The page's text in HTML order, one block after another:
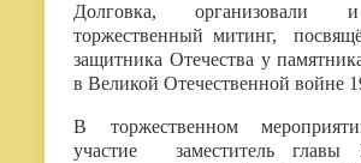
Долговка, организовали
торжественный митинг,
защитника Отечества у
в Великой Отечественной войне
В торжественном
участие заместитель главы